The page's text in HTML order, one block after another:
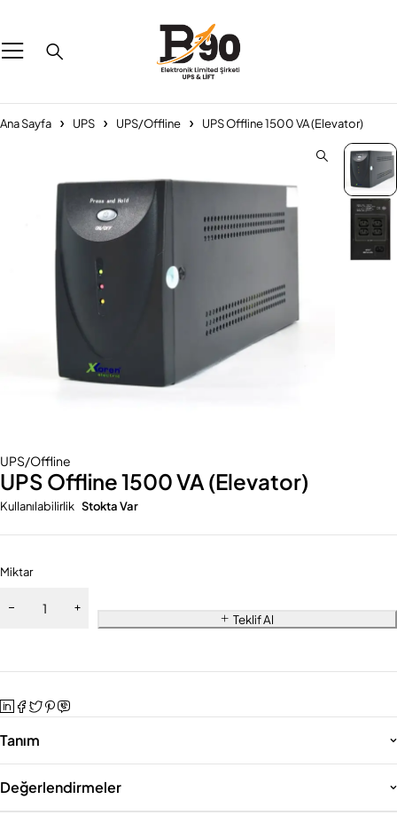
Ana Sayfa UPS UPS/Offline UPS Offline 1500 VA (Elevator)
UPS/Offline
UPS Offline 1500 VA (Elevator)
Kullanılabilirlik Stokta Var
Miktar
Teklif Al
Tanım
Değerlendirmeler